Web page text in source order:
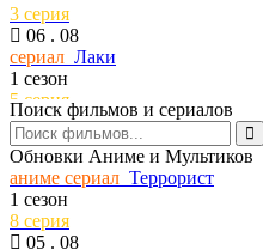
3 серия
06 . 08
сериал Лаки
1 сезон
5 серия
06 . 08
сериалИстория его служанки
1 сезон
26 серия
06 . 08
сериалЛюбимая сотрудница
Поиск фильмов и сериалов
Обновки Аниме и Мультиков
аниме сериал Террорист
1 сезон
8 серия
05 . 08